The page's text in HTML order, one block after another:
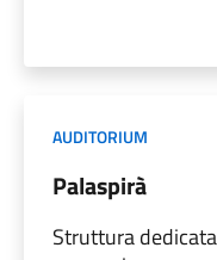
AUDITORIUM
Palaspirà
Struttura